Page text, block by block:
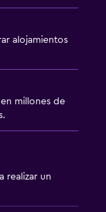
alojamientos
millones de
realizar un